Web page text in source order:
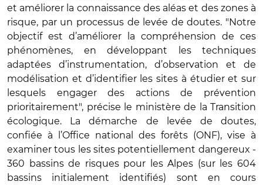
et améliorer la connaissance des aléas et des zones à
risque, par un processus de levée de doutes. "Notre
objectif est d’améliorer la compréhension de ces
phénomènes, en développant les techniques
adaptées d’instrumentation, d’observation et de
modélisation et d’identifier les sites à étudier et sur
lesquels engager des actions de prévention
prioritairement", précise le ministère de la Transition
écologique. La démarche de levée de doutes,
confiée à l’Office national des forêts (ONF), vise à
examiner tous les sites potentiellement dangereux -
360 bassins de risques pour les Alpes (sur les 604
bassins initialement identifiés) sont en cours